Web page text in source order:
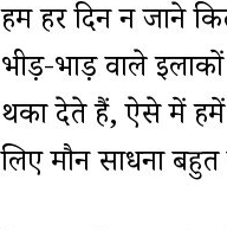
हम हर दिन न जाने
भीड़-भाड़ वाले
थका देते हैं, ऐसे में
लिए मौन साधना